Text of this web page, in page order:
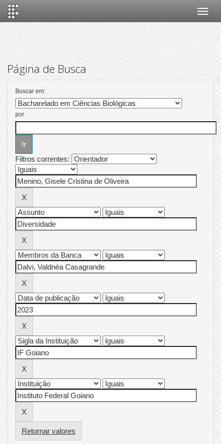
Página de Busca
Buscar em:
por
Filtros correntes:
Retornar valores